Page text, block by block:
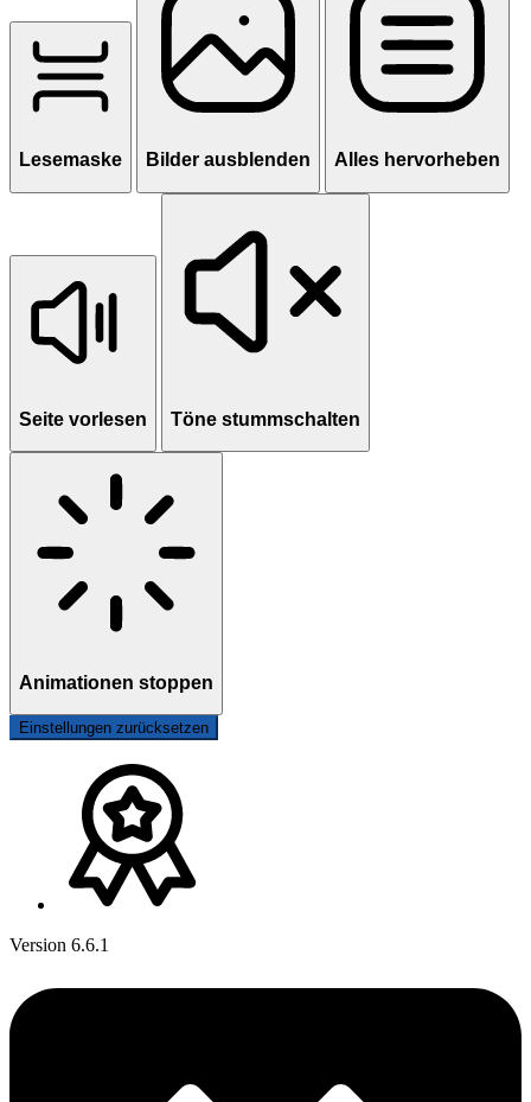
Lesemaske Bilder ausblenden Alles hervorheben
Seite vorlesen Töne stummschalten
Animationen stoppen
Einstellungen zurücksetzen
Version 6.6.1